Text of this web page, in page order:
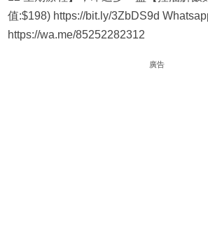
值:$198) https://bit.ly/3ZbDS9d
https://wa.me/85252282312
廣告